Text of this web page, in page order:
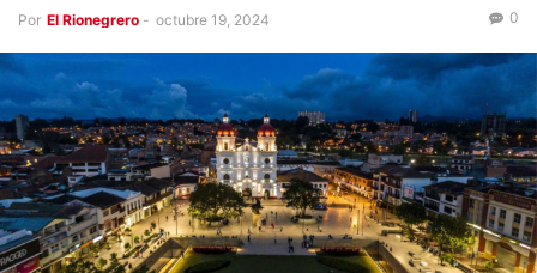
Por El Rionegrero - octubre 19, 2024 0